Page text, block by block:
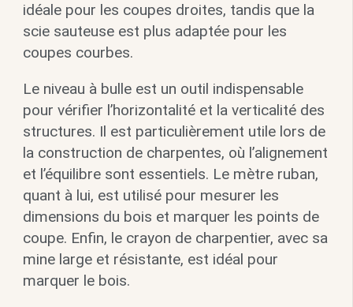
idéale pour les coupes droites, tandis que la
scie sauteuse est plus adaptée pour les
coupes courbes.
Le niveau à bulle est un outil indispensable
pour vérifier l’horizontalité et la verticalité des
structures. Il est particulièrement utile lors de
la construction de charpentes, où l’alignement
et l’équilibre sont essentiels. Le mètre ruban,
quant à lui, est utilisé pour mesurer les
dimensions du bois et marquer les points de
coupe. Enfin, le crayon de charpentier, avec sa
mine large et résistante, est idéal pour
marquer le bois.